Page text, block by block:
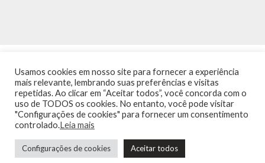
INÍCIO NOTÍCIAS
TERMOS DE USO / POLÍTICA DE PRIVACIDADE
Usamos cookies em nosso site para fornecer a experiência
mais relevante, lembrando suas preferências e visitas
repetidas. Ao clicar em “Aceitar todos”, você concorda com o
uso de TODOS os cookies. No entanto, você pode visitar
"Configurações de cookies" para fornecer um consentimento
controlado.Leia mais
Configurações de cookies Aceitar todos